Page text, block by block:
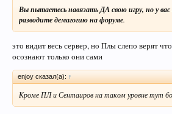
Вы пытаетесь навязать ДА свою игру, но у
разводите демагогию на форуме.
это видит весь сервер, но Плы слепо верят
осознают только они сами
enjoy сказал(а): ↑
Кроме ПЛ и Сентаиров на таком уровне тут